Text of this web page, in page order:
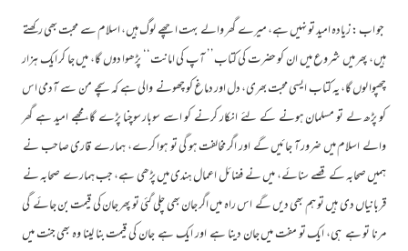
جو اب : زیادہ امید تو نہیں ہے، میرے گھر والے بہت اچھے لوگ ہیں، اسلام سے محبت بھی رکھتے
ہیں، پھر میں شروع میں ان کو حضرت کی کتاب’’ آپ کی امانت‘‘ پڑھوا دوں گا، میں جا کر ایک ہزار
چھپوا لوں گا، یہ کتاب ایسی محبت بھری، دل اور دماغ کو چھونے والی ہے کہ سچے من سے آدمی اس
کو پڑھ لے تو مسلمان ہونے کے لئے انکار کرنے کو اسے سوبار سوچنا پڑے گا، مجھے امید ہے گھر
والے اسلام میں ضرور آ جائیں گے اور اگر مخالفت ہو گی تو ہوا کرے، ہمارے قاری صاحب نے
ہمیں صحابہ کے قصے سنائے، میں نے فضائل اعمال ہندی میں پڑھی ہے، جب ہمارے صحابہ نے
قربانیاں دی ہیں تو ہم بھی دیں گے اس راہ میں اگر جان بھی چلی گئی تو پھر جان کی قیمت بن جائے گی
مرنا تو ہے ہی، ایک تو مفت میں جان دینا ہے اور ایک ہے جان کی قیمت بنا لینا وہ بھی جنت میں